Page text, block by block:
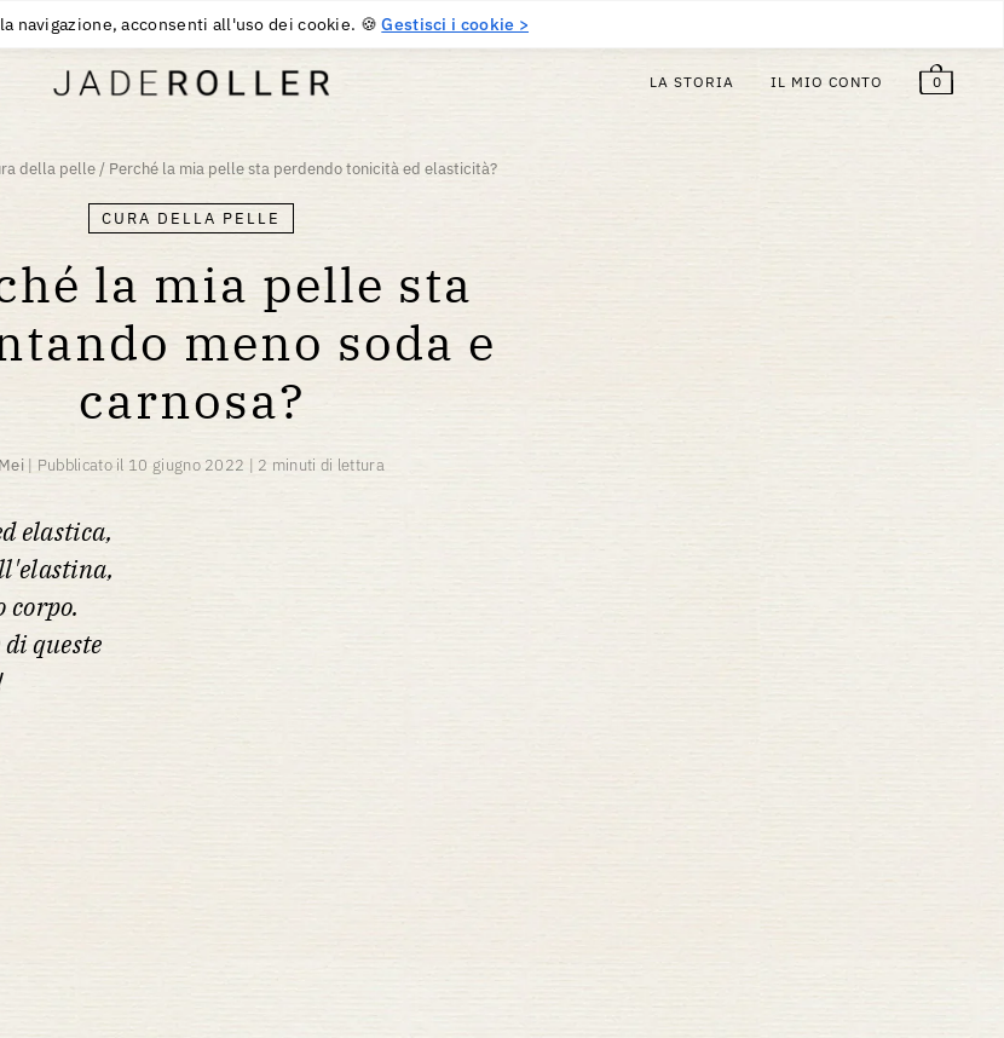
navigazione, acconsenti all'uso dei cookie. 🍪Gestisci i cookie >
CONSEGNA GRATUITA DA30€ACQUISTARE
LA STORIA IL MIO CONTO 0
della pelle/ Perché la mia pelle sta perdendo tonicità ed elasticità?
CURA DELLA PELLE
la mia pelle sta
meno soda e
carnosa?
Mei| Pubblicato il 10 giugno 2022 | 2 minuti di lettura
elastica,
corpo.
queste